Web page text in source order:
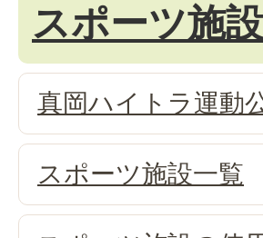
スポーツ施設
真岡ハイトラ運動
スポーツ施設一覧